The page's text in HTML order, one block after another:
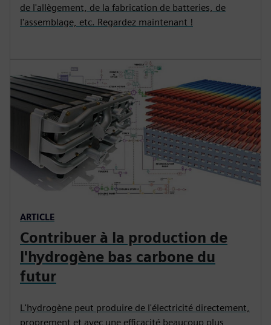
de l'allègement, de la fabrication de batteries, de
l'assemblage, etc. Regardez maintenant !
ARTICLE
Contribuer à la production de
l'hydrogène bas carbone du
futur
L'hydrogène peut produire de l'électricité directement,
proprement et avec une efficacité beaucoup plus